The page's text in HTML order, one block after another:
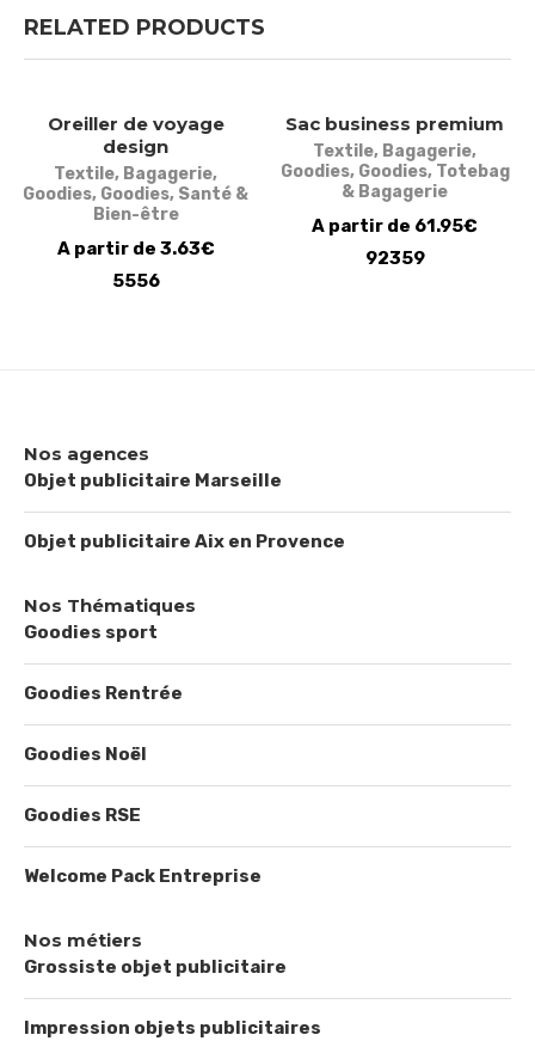
RELATED PRODUCTS
Oreiller de voyage
design
Textile, Bagagerie,
Goodies, Goodies, Santé &
Bien-être
A partir de 3.63€
5556
Sac business premium
Textile, Bagagerie,
Goodies, Goodies, Totebag
& Bagagerie
A partir de 61.95€
92359
Nos agences
Objet publicitaire Marseille
Objet publicitaire Aix en Provence
Nos Thématiques
Goodies sport
Goodies Rentrée
Goodies Noël
Goodies RSE
Welcome Pack Entreprise
Nos métiers
Grossiste objet publicitaire
Impression objets publicitaires